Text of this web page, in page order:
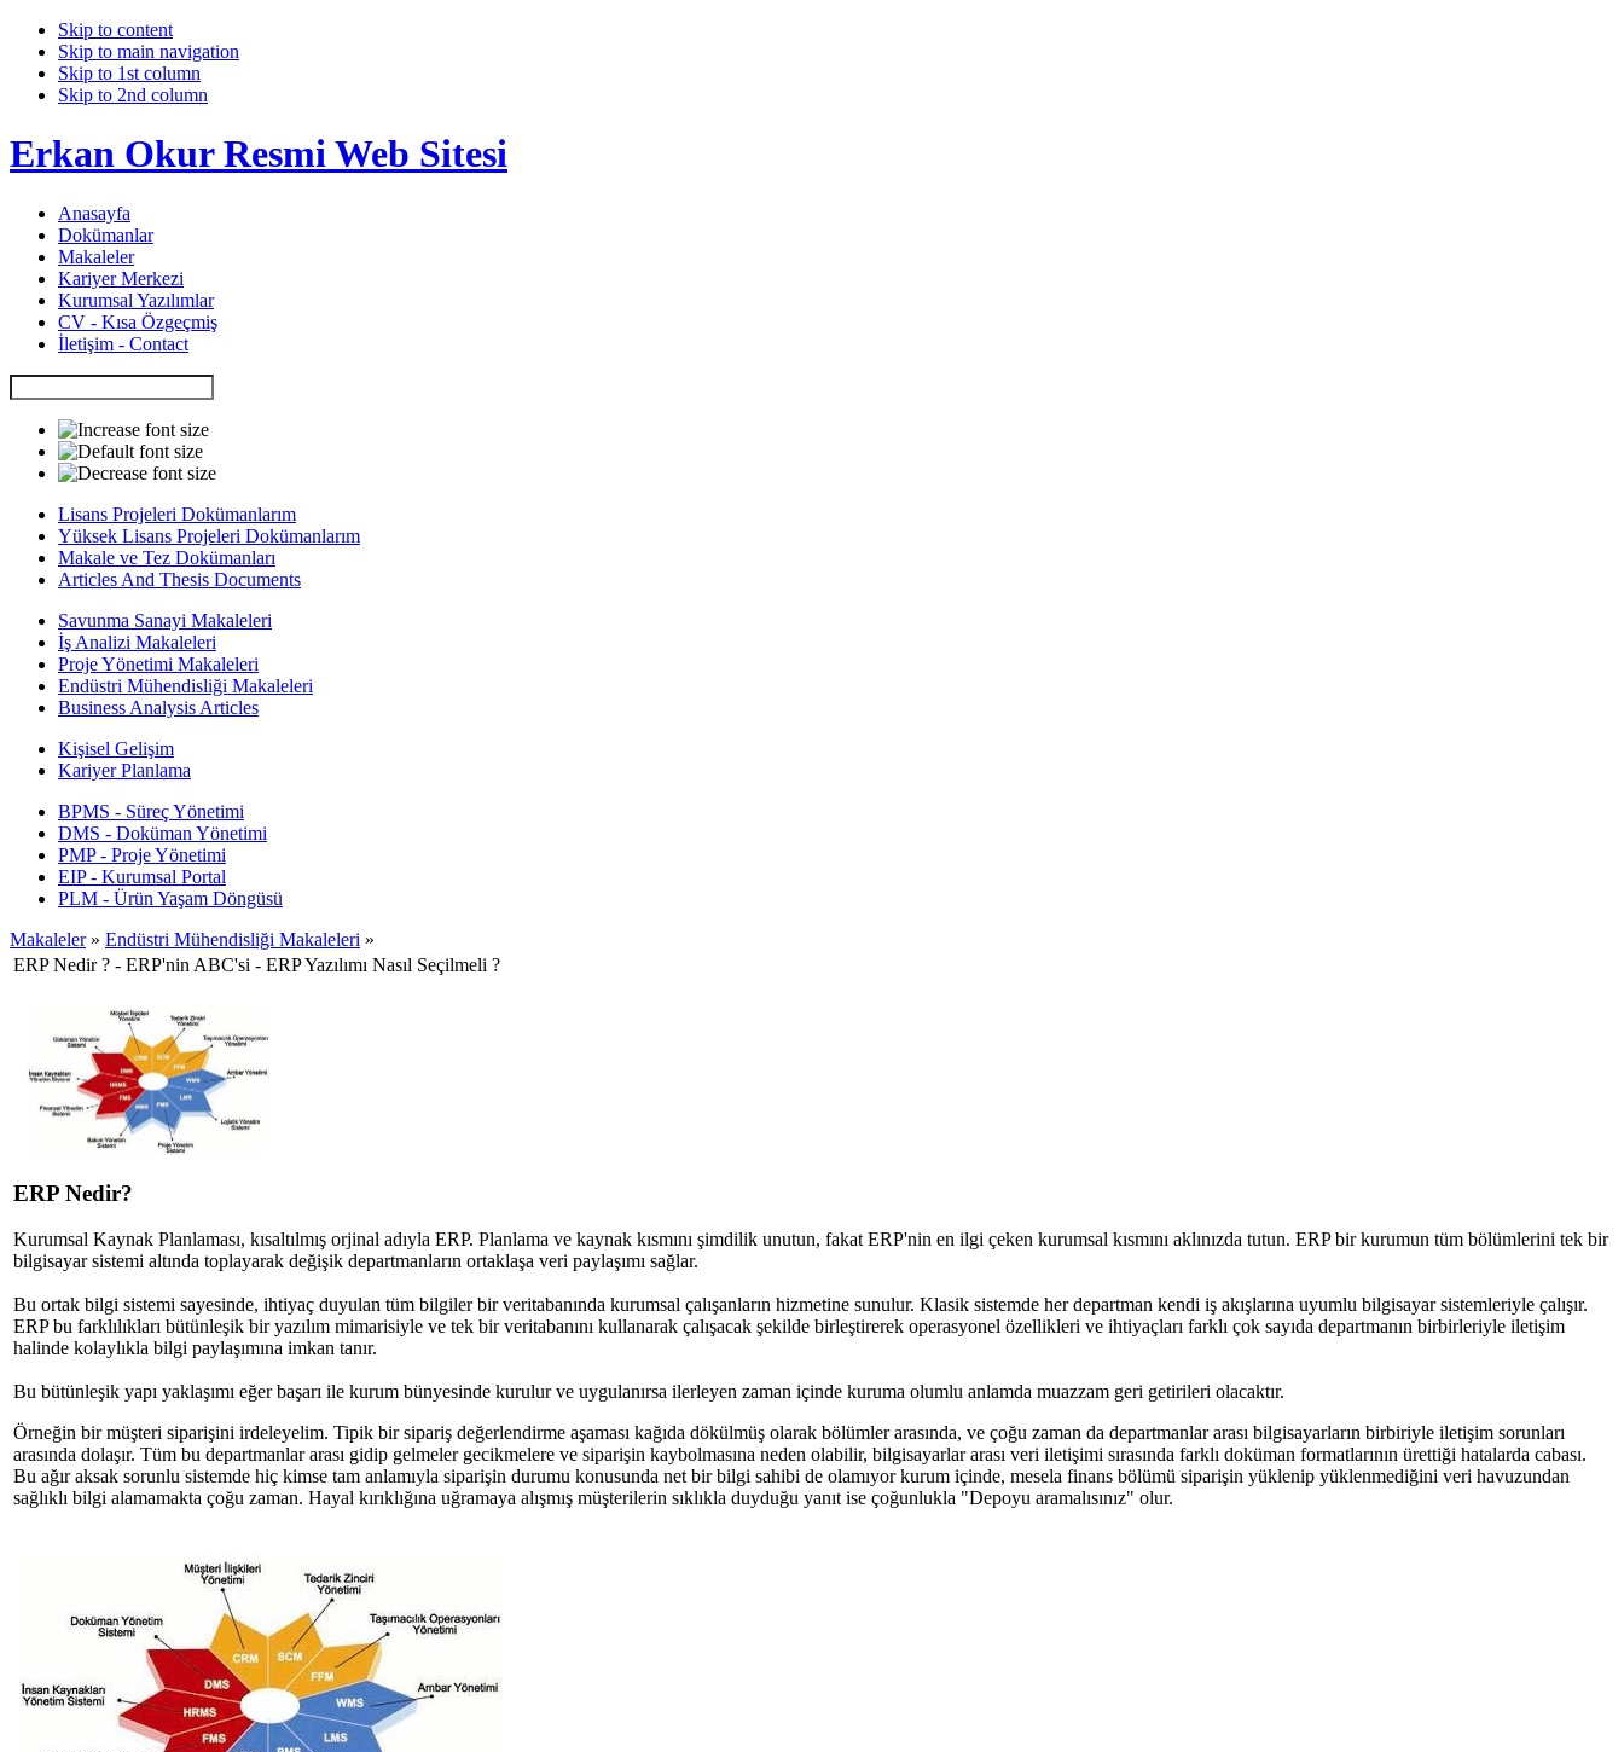
Skip to content
Skip to main navigation
Skip to 1st column
Skip to 2nd column
Erkan Okur Resmi Web Sitesi
Anasayfa
Dokümanlar
Makaleler
Kariyer Merkezi
Kurumsal Yazılımlar
CV - Kısa Özgeçmiş
İletişim - Contact
Lisans Projeleri Dokümanlarım
Yüksek Lisans Projeleri Dokümanlarım
Makale ve Tez Dokümanları
Articles And Thesis Documents
Savunma Sanayi Makaleleri
İş Analizi Makaleleri
Proje Yönetimi Makaleleri
Endüstri Mühendisliği Makaleleri
Business Analysis Articles
Kişisel Gelişim
Kariyer Planlama
BPMS - Süreç Yönetimi
DMS - Doküman Yönetimi
PMP - Proje Yönetimi
EIP - Kurumsal Portal
PLM - Ürün Yaşam Döngüsü
Makaleler» Endüstri Mühendisliği Makaleleri »
ERP Nedir ? - ERP'nin ABC'si - ERP Yazılımı Nasıl Seçilmeli ?
ERP Nedir?
Kurumsal Kaynak Planlaması, kısaltılmış orjinal adıyla ERP. Planlama ve kaynak kısmını şimdilik unutun, fakat ERP'nin en ilgi çeken kurumsal kısmını aklınızda tutun. ERP bir kurumun tüm bölümlerini tek bir
bilgisayar sistemi altında toplayarak değişik departmanların ortaklaşa veri paylaşımı sağlar.
Bu ortak bilgi sistemi sayesinde, ihtiyaç duyulan tüm bilgiler bir veritabanında kurumsal çalışanların hizmetine sunulur. Klasik sistemde her departman kendi iş akışlarına uyumlu bilgisayar sistemleriyle çalışır.
ERP bu farklılıkları bütünleşik bir yazılım mimarisiyle ve tek bir veritabanını kullanarak çalışacak şekilde birleştirerek operasyonel özellikleri ve ihtiyaçları farklı çok sayıda departmanın birbirleriyle iletişim
halinde kolaylıkla bilgi paylaşımına imkan tanır.
Bu bütünleşik yapı yaklaşımı eğer başarı ile kurum bünyesinde kurulur ve uygulanırsa ilerleyen zaman içinde kuruma olumlu anlamda muazzam geri getirileri olacaktır.
Örneğin bir müşteri siparişini irdeleyelim. Tipik bir sipariş değerlendirme aşaması kağıda dökülmüş olarak bölümler arasında, ve çoğu zaman da departmanlar arası bilgisayarların birbiriyle iletişim sorunları
arasında dolaşır. Tüm bu departmanlar arası gidip gelmeler gecikmelere ve siparişin kaybolmasına neden olabilir, bilgisayarlar arası veri iletişimi sırasında farklı doküman formatlarının ürettiği hatalarda cabası.
Bu ağır aksak sorunlu sistemde hiç kimse tam anlamıyla siparişin durumu konusunda net bir bilgi sahibi de olamıyor kurum içinde, mesela finans bölümü siparişin yüklenip yüklenmediğini veri havuzundan
sağlıklı bilgi alamamakta çoğu zaman. Hayal kırıklığına uğramaya alışmış müşterilerin sıklıkla duyduğu yanıt ise çoğunlukla "Depoyu aramalısınız" olur.